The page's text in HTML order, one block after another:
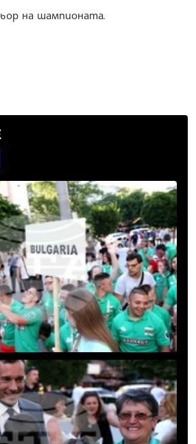
на шампионата.